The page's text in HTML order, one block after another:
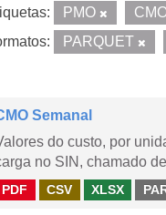
PMO
PARQUET
Semanal
do custo, por
no SIN, chamado
PDF CSV XLSX